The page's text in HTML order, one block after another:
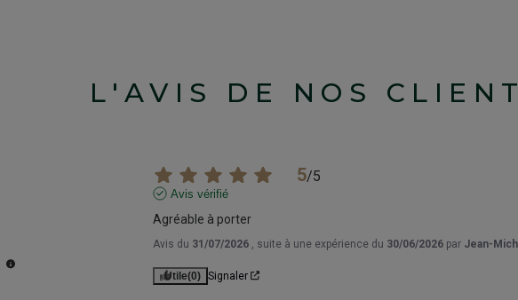
L'AVIS DE NOS
5/5
Avis vérifié
Agréable à porter
Avis du 31/07/2026 , suite à une expérience du 30/06/2026 par Jean-
Utile(0) Signaler